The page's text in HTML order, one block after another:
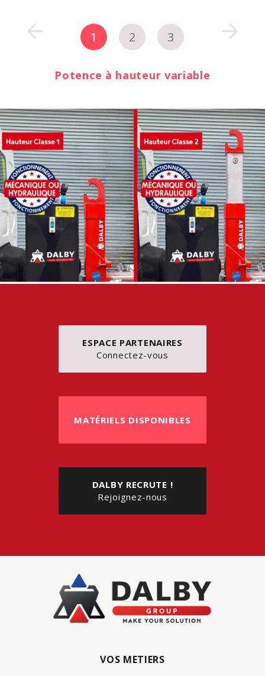
1 2 3
Commande électrique
ESPACE PARTENAIRES
Connectez-vous
MATÉRIELS DISPONIBLES
DALBY RECRUTE !
Rejoignez-nous
VOS METIERS